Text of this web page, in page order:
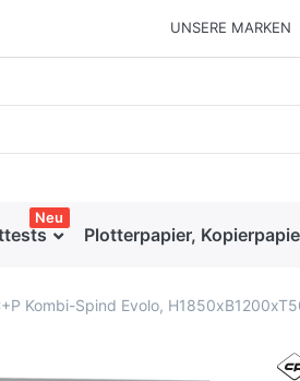
UNSERE MARKEN
Neu
Plotterpapier,
Kombi-Spind Evolo,